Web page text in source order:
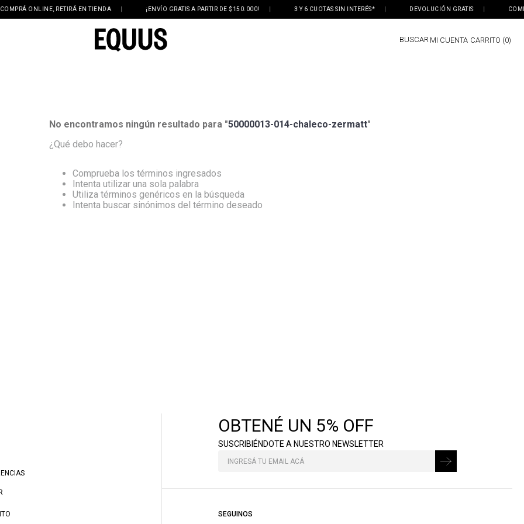
ONLINE, RETIRÁ EN TIENDA ¡ENVÍO GRATIS A PARTIR DE $150.000! 3 Y 6 CUOTAS SIN INTERÉS* DEVOLUCIÓN GRATIS
BUSCAR MI CUENTA 0
No encontramos ningún resultado para "50000013-014-chaleco-zermatt"
¿Qué debo hacer?
Comprueba los términos ingresados
Intenta utilizar una sola palabra
Utiliza términos genéricos en la búsqueda
Intenta buscar sinónimos del término deseado
OBTENÉ UN 5% OFF
SUSCRIBIÉNDOTE A NUESTRO NEWSLETTER
SEGUINOS